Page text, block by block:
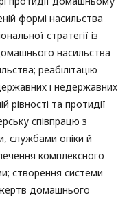
формі насильства
стратегії із
насильства
реабілітацію
і недержавних
рівності та протидії
співпрацю з
службами опіки й
комплексного
створення системи
жертв домашнього